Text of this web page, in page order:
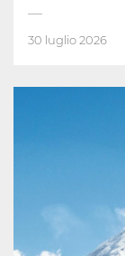
30 luglio 2026